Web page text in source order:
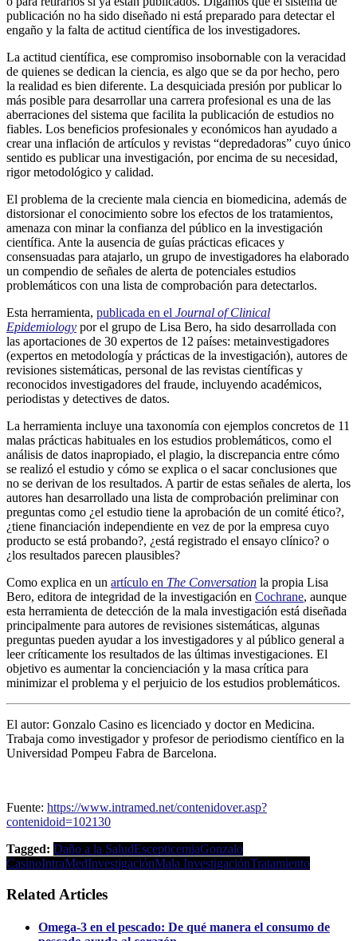
publicación no ha sido diseñado ni está preparado para detectar el
engaño y la falta de actitud científica de los investigadores.
La actitud científica, ese compromiso insobornable con la veracidad
de quienes se dedican la ciencia, es algo que se da por hecho, pero
la realidad es bien diferente. La desquiciada presión por publicar lo
más posible para desarrollar una carrera profesional es una de las
aberraciones del sistema que facilita la publicación de estudios no
fiables. Los beneficios profesionales y económicos han ayudado a
crear una inflación de artículos y revistas “depredadoras” cuyo único
sentido es publicar una investigación, por encima de su necesidad,
rigor metodológico y calidad.
El problema de la creciente mala ciencia en biomedicina, además de
distorsionar el conocimiento sobre los efectos de los tratamientos,
amenaza con minar la confianza del público en la investigación
científica. Ante la ausencia de guías prácticas eficaces y
consensuadas para atajarlo, un grupo de investigadores ha elaborado
un compendio de señales de alerta de potenciales estudios
problemáticos con una lista de comprobación para detectarlos.
Esta herramienta, publicada en el Journal of Clinical
Epidemiology por el grupo de Lisa Bero, ha sido desarrollada con
las aportaciones de 30 expertos de 12 países: metainvestigadores
(expertos en metodología y prácticas de la investigación), autores de
revisiones sistemáticas, personal de las revistas científicas y
reconocidos investigadores del fraude, incluyendo académicos,
periodistas y detectives de datos.
La herramienta incluye una taxonomía con ejemplos concretos de 11
malas prácticas habituales en los estudios problemáticos, como el
análisis de datos inapropiado, el plagio, la discrepancia entre cómo
se realizó el estudio y cómo se explica o el sacar conclusiones que
no se derivan de los resultados. A partir de estas señales de alerta, los
autores han desarrollado una lista de comprobación preliminar con
preguntas como ¿el estudio tiene la aprobación de un comité ético?,
¿tiene financiación independiente en vez de por la empresa cuyo
producto se está probando?, ¿está registrado el ensayo clínico? o
¿los resultados parecen plausibles?
Como explica en un artículo en The Conversation la propia Lisa
Bero, editora de integridad de la investigación en Cochrane, aunque
esta herramienta de detección de la mala investigación está diseñada
principalmente para autores de revisiones sistemáticas, algunas
preguntas pueden ayudar a los investigadores y al público general a
leer críticamente los resultados de las últimas investigaciones. El
objetivo es aumentar la concienciación y la masa crítica para
minimizar el problema y el perjuicio de los estudios problemáticos.
El autor: Gonzalo Casino es licenciado y doctor en Medicina.
Trabaja como investigador y profesor de periodismo científico en la
Universidad Pompeu Fabra de Barcelona.
Fuente: https://www.intramed.net/contenidover.asp?
contenidoid=102130
Tagged: Daño a la SaludEscepticemiaGonzalo
CasinoIntraMedInvestigaciónMala InvestigaciónTratamiento
Related Articles
Omega-3 en el pescado: De qué manera el consumo de